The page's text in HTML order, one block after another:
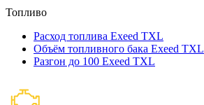
Топливо
Расход топлива Exeed TXL
Объём топливного бака Exeed TXL
Разгон до 100 Exeed TXL